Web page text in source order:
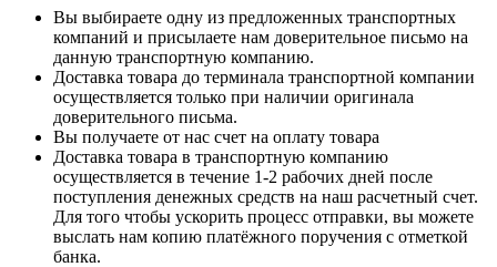
Вы выбираете одну из предложенных транспортных
компаний и присылаете нам доверительное письмо на
данную транспортную компанию.
Доставка товара до терминала транспортной компании
осуществляется только при наличии оригинала
доверительного письма.
Вы получаете от нас счет на оплату товара
Доставка товара в транспортную компанию
осуществляется в течение 1-2 рабочих дней после
поступления денежных средств на наш расчетный счет.
Для того чтобы ускорить процесс отправки, вы можете
выслать нам копию платёжного поручения с отметкой
банка.